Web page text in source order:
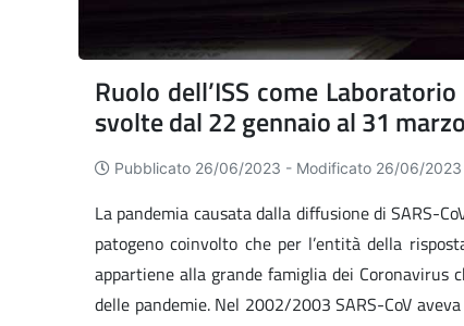
Ruolo dell’ISS come
svolte dal 22 gennaio al 31
Pubblicato 26/06/2023 - Modificato 26/06/2023
La pandemia causata dalla diffusione di SARS-
patogeno coinvolto che per l’entità della
appartiene alla grande famiglia dei Coronavirus
delle pandemie. Nel 2002/2003 SARS-CoV